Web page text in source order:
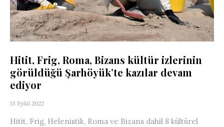
Hitit, Frig, Roma, Bizans kültür izlerinin
görüldüğü Şarhöyük’te kazılar devam
ediyor
13 Eylül 2022
Hitit, Frig, Helenistik, Roma ve Bizans dahil 8 kültürel